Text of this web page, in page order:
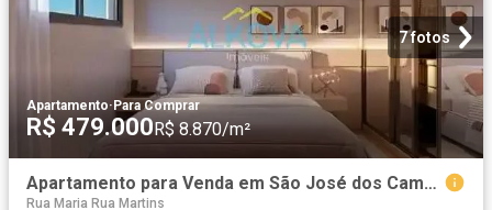
7 fotos
Apartamento·Para Comprar
R$ 479.000R$ 8.870/m²
Apartamento para Venda em São José dos Campos/SP Jardim das Indústrias 2 Quartos
Rua Maria Rua Martins